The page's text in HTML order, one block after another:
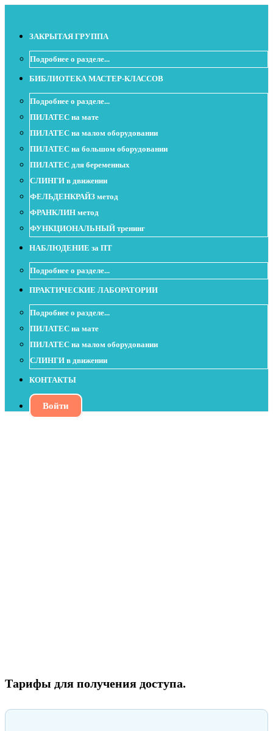
ЗАКРЫТАЯ ГРУППА
Подробнее о разделе...
БИБЛИОТЕКА МАСТЕР-КЛАССОВ
Подробнее о разделе...
ПИЛАТЕС на мате
ПИЛАТЕС на малом оборудовании
ПИЛАТЕС на большом оборудовании
ПИЛАТЕС для беременных
СЛИНГИ в движении
ФЕЛЬДЕНКРАЙЗ метод
ФРАНКЛИН метод
ФУНКЦИОНАЛЬНЫЙ тренинг
НАБЛЮДЕНИЕ за ПТ
Подробнее о разделе...
ПРАКТИЧЕСКИЕ ЛАБОРАТОРИИ
Подробнее о разделе...
ПИЛАТЕС на мате
ПИЛАТЕС на малом оборудовании
СЛИНГИ в движении
КОНТАКТЫ
Войти
Тарифы для получения доступа.